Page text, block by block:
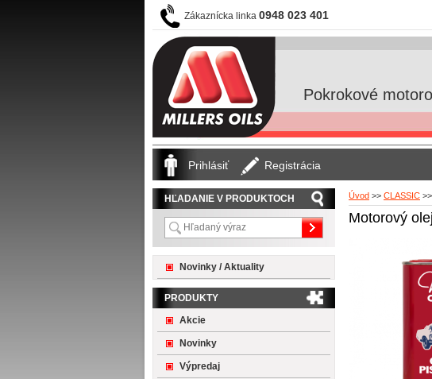
Zákaznícka linka 0948 023 401
Pokrokové
Úvod >> CLASSIC >>
Motorový
HĽADANIE V PRODUKTOCH
Novinky / Aktuality
PRODUKTY
Akcie
Novinky
Výpredaj
Prihlásiť Registrácia